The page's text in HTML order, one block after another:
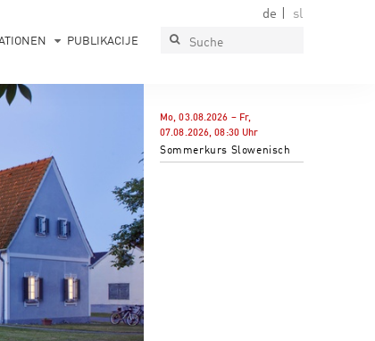
de sl
PUBLIKACIJE
Mo, 03.08.2026 – Fr,
07.08.2026,08:30 Uhr
Sommerkurs Slowenisch